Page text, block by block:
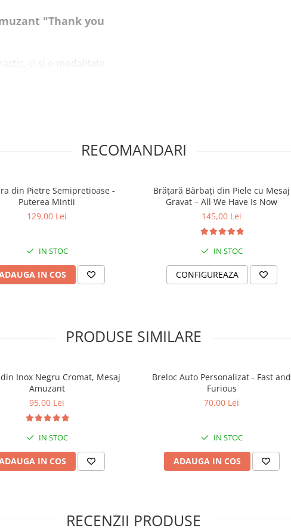
"Thank you
ci și o modalitate
un mesaj amuzant,
un aspect elegant și
poate fi transformată
cm, grosime - 0.2 cm
cu precizie direct în
rezistent în timp
adăuga un mesaj
un plus de
un aspect
RECOMANDARI
din Pietre Semipretioase -
Puterea Mintii
129,00 Lei
IN STOC
IN COS
Brățară Bărbați din Piele cu Mesaj
Gravat – All We Have Is Now
145,00 Lei
IN STOC
CONFIGUREAZA
PRODUSE SIMILARE
Inox Negru Cromat, Mesaj
Amuzant
95,00 Lei
IN STOC
IN COS
Breloc Auto Personalizat - Fast and
Furious
70,00 Lei
IN STOC
ADAUGA IN COS
RECENZII PRODUSE